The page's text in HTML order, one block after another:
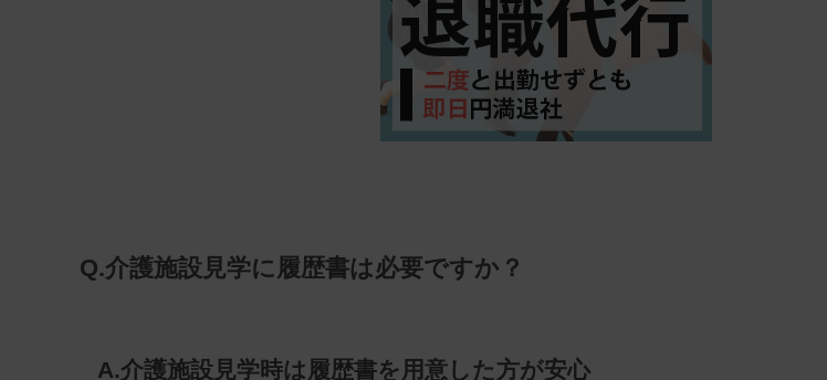
Q.介護施設見学に履歴書は必要ですか？
A.介護施設見学時は履歴書を用意した方が安心